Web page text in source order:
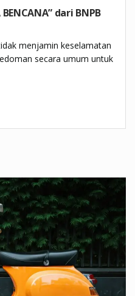
dari BNPB
menjamin keselamatan
secara umum untuk